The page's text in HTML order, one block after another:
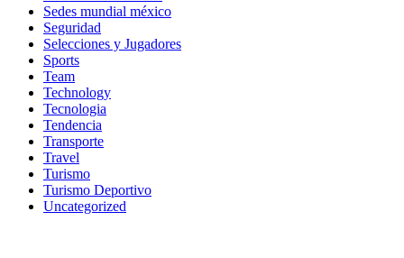
Sedes mundial méxico
Seguridad
Selecciones y Jugadores
Sports
Team
Technology
Tecnologia
Tendencia
Transporte
Travel
Turismo
Turismo Deportivo
Uncategorized